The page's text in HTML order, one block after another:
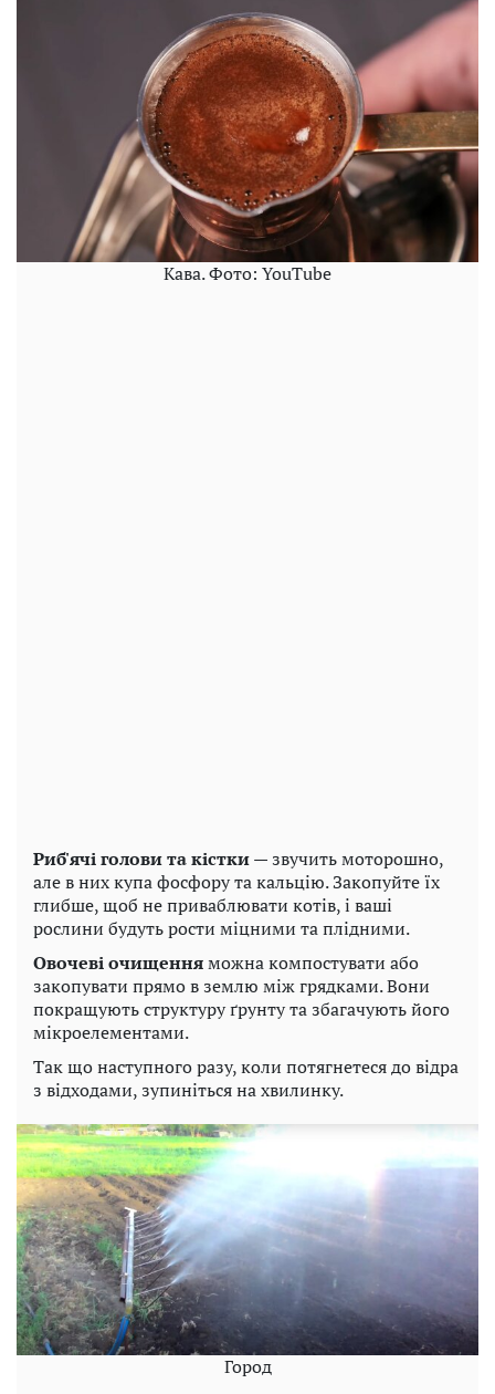
Кава. Фото: YouTube
Риб'ячі голови та кістки— звучить моторошно,
але в них купа фосфору та кальцію. Закопуйте їх
глибше, щоб не приваблювати котів, і ваші
рослини будуть рости міцними та плідними.
Овочеві очищенняможна компостувати або
закопувати прямо в землю між грядками. Вони
покращують структуру ґрунту та збагачують його
мікроелементами.
Так що наступного разу, коли потягнетеся до відра
з відходами, зупиніться на хвилинку.
Город